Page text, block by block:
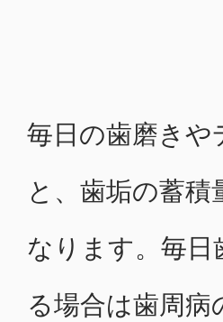
毎日の歯磨きや
と、歯垢の蓄
なります。毎
る場合は歯周